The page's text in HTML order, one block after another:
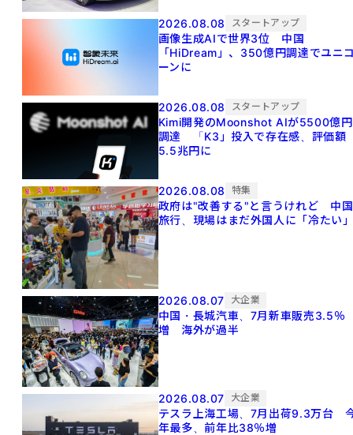
2026.08.08 スタートアップ
画像生成AIで世界3位 中国
「HiDream」、350億円調達でユニ
ーンに
2026.08.08 スタートアップ
Kimi開発のMoonshot AIが5500億円
調達 「K3」投入で存在感、評価額
5.5兆円に
2026.08.08 特集
政府は"改善する"と言うけれど 中国
旅行、現場はまだ外国人に「冷たい
2026.08.07 大企業
中国・長城汽車、7月新車販売3.5％
増 海外が過半
2026.08.07 大企業
テスラ上海工場、7月出荷9.3万台
年最多、前年比38％増